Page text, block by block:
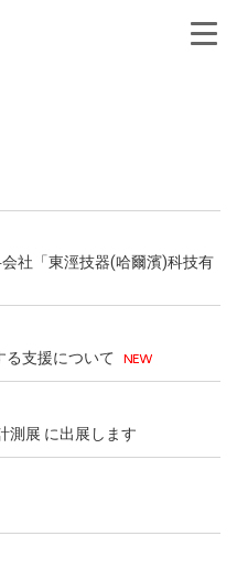
社「東涇技器(哈爾濱)科技有
る支援について
測展 に出展します